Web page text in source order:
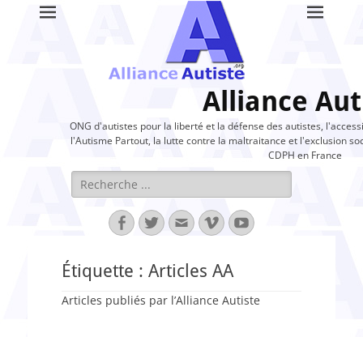
Alliance
ONG d'autistes pour la liberté et la défense des autistes,
l'Autisme Partout, la lutte contre la maltraitance et l'exclusion
CDPH en France
Rechercher :
Facebook
TwitterAdresse
de
VimeoYouTube
Étiquette : Articles AA
Articles publiés par l’Alliance Autiste